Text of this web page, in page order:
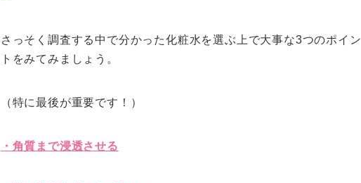
さっそく調査する中で分かった化粧水を選ぶ上で大事な3つのポイン
トをみてみましょう。
（特に最後が重要です！）
・角質まで浸透させる